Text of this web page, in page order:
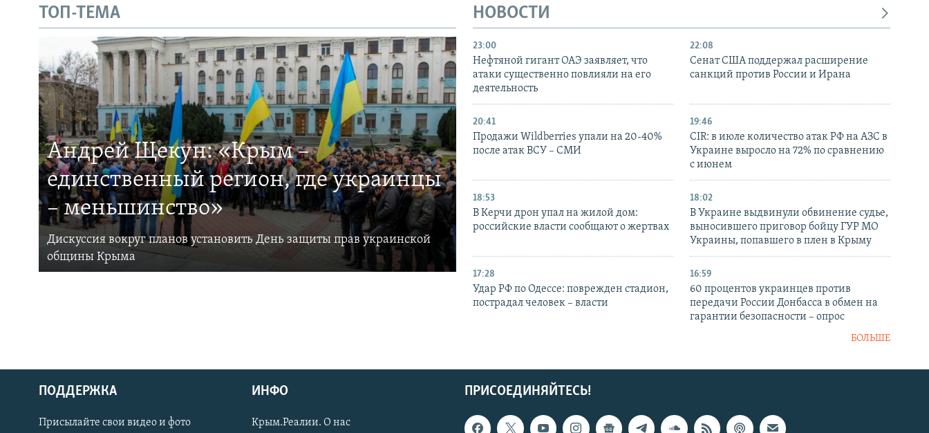
Українською
ТОП-ТЕМА
Андрей Щекун: «Крым –
единственный регион, где украинцы
– меньшинство»
Дискуссия вокруг планов установить День защиты прав украинской
общины Крыма
НОВОСТИ
23:00
Нефтяной гигант ОАЭ заявляет, что
атаки существенно повлияли на его
деятельность
22:08
Сенат США поддержал расширение
санкций против России и Ирана
20:41
Продажи Wildberries упали на 20-40%
после атак ВСУ – СМИ
19:46
CIR: в июле количество атак РФ на АЗС в
Украине выросло на 72% по сравнению
с июнем
18:53
В Керчи дрон упал на жилой дом:
российские власти сообщают о жертвах
18:02
В Украине выдвинули обвинение судье,
выносившего приговор бойцу ГУР МО
Украины, попавшего в плен в Крыму
17:28
Удар РФ по Одессе: поврежден стадион,
пострадал человек – власти
16:59
60 процентов украинцев против
передачи России Донбасса в обмен на
гарантии безопасности – опрос
БОЛЬШЕ
ПРИСОЕДИНЯЙТЕСЬ!
ПОДДЕРЖКА
Присылайте свои видео и фото
ИНФО
Крым.Реалии. О нас